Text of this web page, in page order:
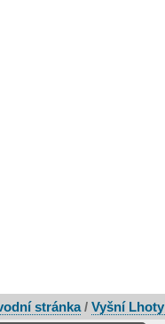
stránka/ Vyšní